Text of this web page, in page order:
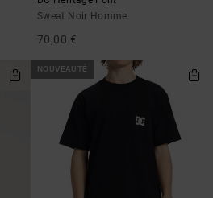
Sweat Noir Homme
70,00 €
NOUVEAUTÉ